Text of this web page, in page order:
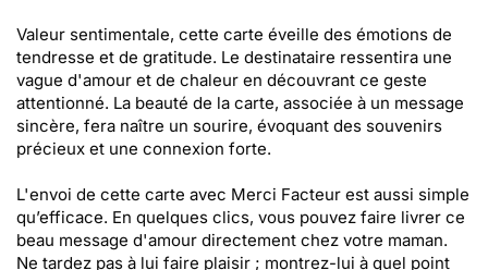
Valeur sentimentale, cette carte éveille des émotions de
tendresse et de gratitude. Le destinataire ressentira une
vague d'amour et de chaleur en découvrant ce geste
attentionné. La beauté de la carte, associée à un message
sincère, fera naître un sourire, évoquant des souvenirs
précieux et une connexion forte.
L'envoi de cette carte avec Merci Facteur est aussi simple
qu’efficace. En quelques clics, vous pouvez faire livrer ce
beau message d'amour directement chez votre maman.
Ne tardez pas à lui faire plaisir ; montrez-lui à quel point